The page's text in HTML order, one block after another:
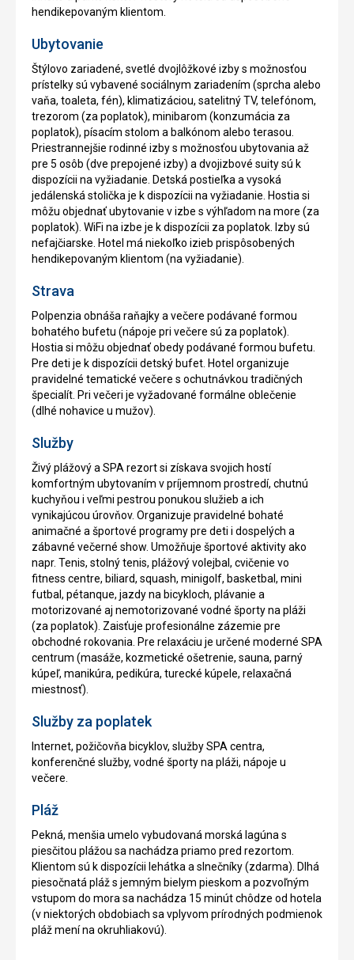
hendikepovaným klientom.
Ubytovanie
Štýlovo zariadené, svetlé dvojlôžkové izby s možnosťou
prístelky sú vybavené sociálnym zariadením (sprcha alebo
vaňa, toaleta, fén), klimatizáciou, satelitný TV, telefónom,
trezorom (za poplatok), minibarom (konzumácia za
poplatok), písacím stolom a balkónom alebo terasou.
Priestrannejšie rodinné izby s možnosťou ubytovania až
pre 5 osôb (dve prepojené izby) a dvojizbové suity sú k
dispozícii na vyžiadanie. Detská postieľka a vysoká
jedálenská stolička je k dispozícii na vyžiadanie. Hostia si
môžu objednať ubytovanie v izbe s výhľadom na more (za
poplatok). WiFi na izbe je k dispozícii za poplatok. Izby sú
nefajčiarske. Hotel má niekoľko izieb prispôsobených
hendikepovaným klientom (na vyžiadanie).
Strava
Polpenzia obnáša raňajky a večere podávané formou
bohatého bufetu (nápoje pri večere sú za poplatok).
Hostia si môžu objednať obedy podávané formou bufetu.
Pre deti je k dispozícii detský bufet. Hotel organizuje
pravidelné tematické večere s ochutnávkou tradičných
špecialít. Pri večeri je vyžadované formálne oblečenie
(dlhé nohavice u mužov).
Služby
Živý plážový a SPA rezort si získava svojich hostí
komfortným ubytovaním v príjemnom prostredí, chutnú
kuchyňou i veľmi pestrou ponukou služieb a ich
vynikajúcou úrovňov. Organizuje pravidelné bohaté
animačné a športové programy pre deti i dospelých a
zábavné večerné show. Umožňuje športové aktivity ako
napr. Tenis, stolný tenis, plážový volejbal, cvičenie vo
fitness centre, biliard, squash, minigolf, basketbal, mini
futbal, pétanque, jazdy na bicykloch, plávanie a
motorizované aj nemotorizované vodné športy na pláži
(za poplatok). Zaisťuje profesionálne zázemie pre
obchodné rokovania. Pre relaxáciu je určené moderné SPA
centrum (masáže, kozmetické ošetrenie, sauna, parný
kúpeľ, manikúra, pedikúra, turecké kúpele, relaxačná
miestnosť).
Služby za poplatek
Internet, požičovňa bicyklov, služby SPA centra,
konferenčné služby, vodné športy na pláži, nápoje u
večere.
Pláž
Pekná, menšia umelo vybudovaná morská lagúna s
piesčitou plážou sa nachádza priamo pred rezortom.
Klientom sú k dispozícii lehátka a slnečníky (zdarma). Dlhá
piesočnatá pláž s jemným bielym pieskom a pozvoľným
vstupom do mora sa nachádza 15 minút chôdze od hotela
(v niektorých obdobiach sa vplyvom prírodných podmienok
pláž mení na okruhliakovú).